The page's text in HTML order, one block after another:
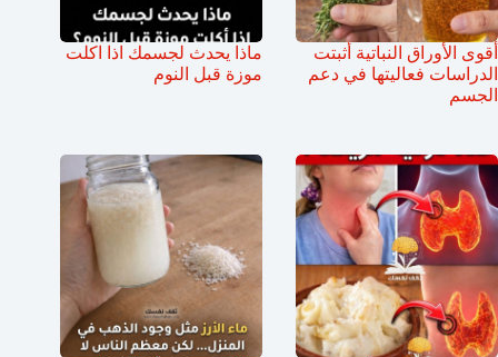
أقوى الأوراق النباتية أثبتت
الدراسات فعاليتها في دعم
الجسم
ماذا يحدث لجسمك اذا اكلت
موزة قبل النوم